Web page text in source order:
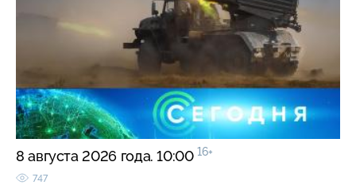
8 августа 2026 года. 10:00 16+
747